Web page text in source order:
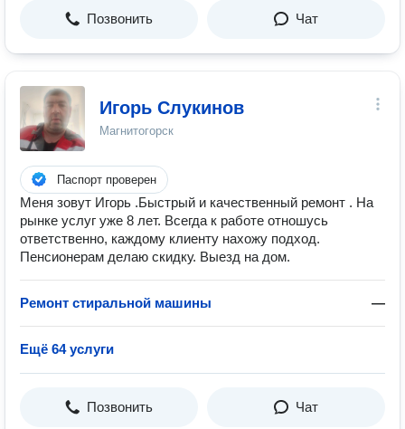
Позвонить Чат
Игорь Слукинов
Магнитогорск
Паспорт проверен
Меня зовут Игорь .Быстрый и качественный ремонт . На
рынке услуг уже 8 лет. Всегда к работе отношусь
ответственно, каждому клиенту нахожу подход.
Пенсионерам делаю скидку. Выезд на дом.
Ремонт стиральной машины —
Ещё 64 услуги
Позвонить Чат